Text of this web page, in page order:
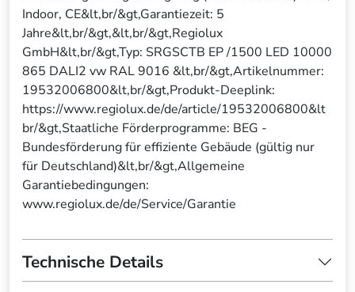
Indoor, CE&lt,br/&gt,Garantiezeit: 5
Jahre&lt,br/&gt,&lt,br/&gt,Regiolux
GmbH&lt,br/&gt,Typ: SRGSCTB EP /1500 LED 10000
865 DALI2 vw RAL 9016 &lt,br/&gt,Artikelnummer:
19532006800&lt,br/&gt,Produkt-Deeplink:
https://www.regiolux.de/de/article/19532006800&lt
br/&gt,Staatliche Förderprogramme: BEG -
Bundesförderung für effiziente Gebäude (gültig nur
für Deutschland)&lt,br/&gt,Allgemeine
Garantiebedingungen:
www.regiolux.de/de/Service/Garantie
Technische Details